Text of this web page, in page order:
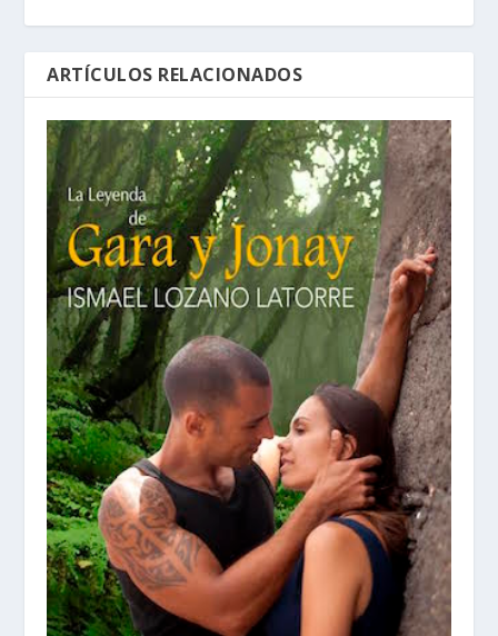
ARTÍCULOS RELACIONADOS